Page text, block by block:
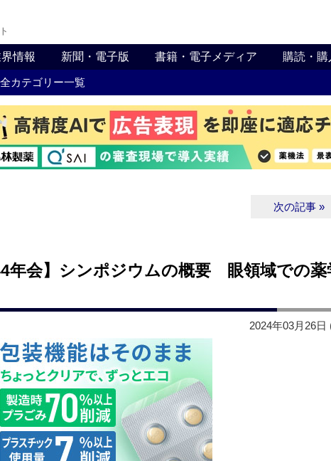
情報 新聞・電子版 書籍・電子メディア 購読・
全カテゴリー一覧
次の記事 »
年会】シンポジウムの概要 眼領域での薬
2024年03月26日